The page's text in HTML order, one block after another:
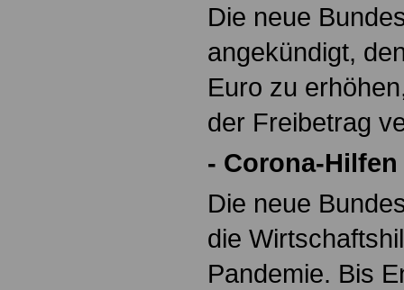
Die neue
angekündigt,
Euro zu
der Freibetrag
- Corona-Hilfen
Die neue
die
Pandemie. Bis